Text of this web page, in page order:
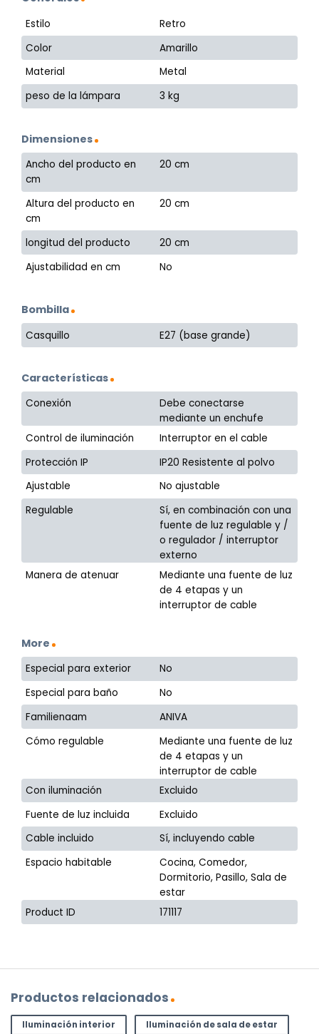
Estilo
Retro
Color
Amarillo
Material
Metal
peso de la lámpara
3 kg
Dimensiones
Ancho del producto en
cm
20 cm
Altura del producto en
cm
20 cm
longitud del producto
20 cm
Ajustabilidad en cm
No
Bombilla
Casquillo E27 (base grande)
Características
Conexión
Debe conectarse
mediante un enchufe
Control de iluminación
Interruptor en el cable
Protección IP
IP20 Resistente al polvo
Ajustable
No ajustable
Regulable
Sí, en combinación con una
fuente de luz regulable y /
o regulador / interruptor
externo
Manera de atenuar
Mediante una fuente de luz
de 4 etapas y un
interruptor de cable
More
Especial para exterior
No
Especial para baño
No
Familienaam
ANIVA
Cómo regulable
Mediante una fuente de luz
de 4 etapas y un
interruptor de cable
Con iluminación
Excluido
Fuente de luz incluida
Excluido
Cable incluido
Sí, incluyendo cable
Espacio habitable
Cocina, Comedor,
Dormitorio, Pasillo, Sala de
estar
Product ID
171117
Productos relacionados
Iluminación interior Iluminación de sala de estar